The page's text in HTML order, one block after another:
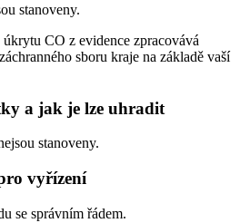
stanoveny.
CO z evidence zpracovává
sboru kraje na základě vaší
a jak je lze uhradit
stanoveny.
vyřízení
se správním řádem.